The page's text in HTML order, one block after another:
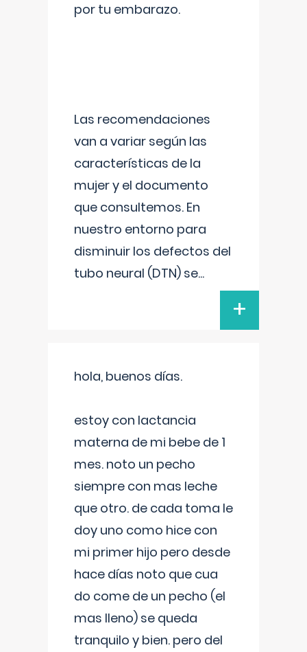
por tu embarazo.
Las recomendaciones
van a variar según las
características de la
mujer y el documento
que consultemos. En
nuestro entorno para
disminuir los defectos del
tubo neural (DTN) se...
+
hola, buenos días.
estoy con lactancia
materna de mi bebe de 1
mes. noto un pecho
siempre con mas leche
que otro. de cada toma le
doy uno como hice con
mi primer hijo pero desde
hace días noto que cua
do come de un pecho (el
mas lleno) se queda
tranquilo y bien. pero del